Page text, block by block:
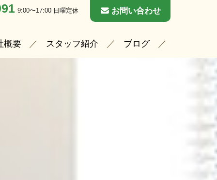
9:00〜17:00 日曜定休 お問い合わせ
概要 スタッフ紹介 ブログ